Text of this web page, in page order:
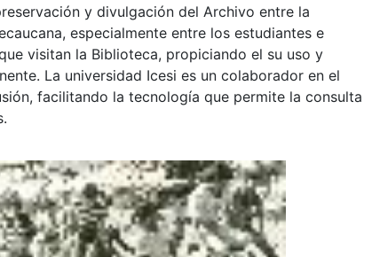
y divulgación del Archivo entre la
especialmente entre los estudiantes e
visitan la Biblioteca, propiciando el su uso y
La universidad Icesi es un colaborador en el
facilitando la tecnología que permite la consulta